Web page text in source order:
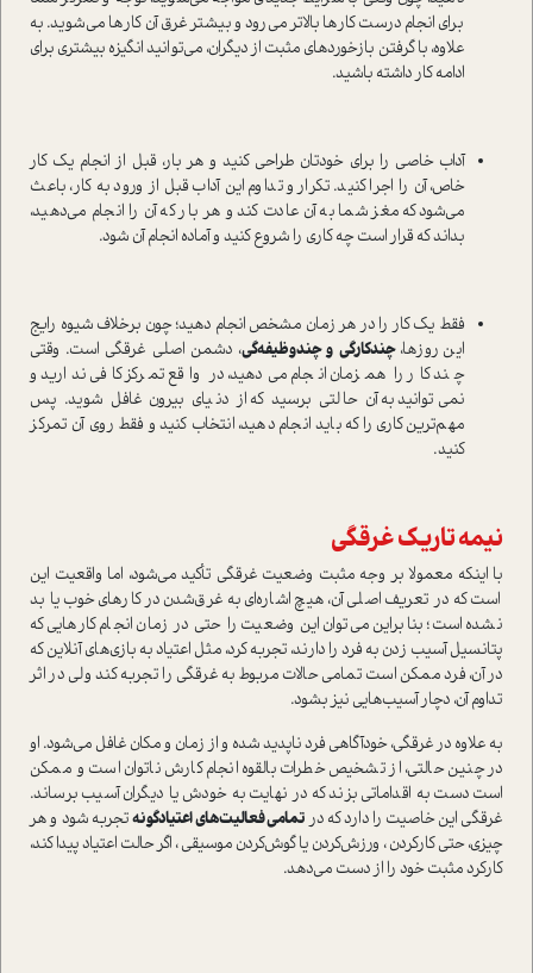
برای انجام درست کارها بالاتر می‌رود و بیشتر غرق آن کارها می‌شوید. به
علاوه، با گرفتن بازخوردهای مثبت از دیگران، می‌توانید انگیزه بیشتری برای
ادامه کار داشته باشید.
آداب خاصی را برای خودتان طراحی کنید و هر بار، قبل از انجام یک کار
خاص، آن را اجرا کنید. تکرار و تداوم این آداب قبل از ورود به کار، باعث
می‌شود که مغز شما به آن عادت کند و هر بار که آن را انجام می‌دهید،
بداند که قرار است چه کاری را شروع کنید و آماده انجام آن ‌شود.
فقط یک کار را در هر زمان مشخص انجام دهید؛ چون برخلاف شیوه رایج
این روزها،چندکارگی و چندوظیفه‌گی، دشمن اصلی غرقگی است. وقتی
چند کار را همزمان انجام می‌دهید، در واقع تمرکز کافی ندارید و
نمی‌توانید به آن حالتی برسید که از دنیای بیرون غافل شوید. پس
مهم‌ترین کاری را که باید انجام دهید، انتخاب کنید و فقط روی آن تمرکز
کنید.
نیمه تاریک غرقگی
با اینکه معمولا بر وجه مثبت وضعیت غرقگی تأکید می‌شود، اما واقعیت این
است که در تعریف اصلی آن، هیچ اشاره‌ای به غرق‌شدن در کارهای خوب یا بد
نشده است؛ بنابراین می‌توان این وضعیت را حتی در زمان انجام کارهایی که
پتانسیل آسیب زدن به فرد را دارند، تجربه کرد، مثل اعتیاد به بازی‌های آنلاین که
در آن، فرد ممکن است تمامی حالات مربوط به غرقگی را تجربه کند ولی در اثر
تداوم آن، دچار آسیب‌هایی نیز بشود.
به علاوه در غرقگی، خودآگاهی فرد ناپدید شده و از زمان و مکان غافل می‌شود. او
در چنین حالتی، از تشخیص خطرات بالقوه انجام کارش ناتوان است و ممکن
است دست به اقداماتی بزند که در نهایت به خودش یا دیگران آسیب برساند.
غرقگی این خاصیت را دارد که درتمامی فعالیت‌های اعتیادگونهتجربه شود و هر
چیزی، حتی کارکردن ، ورزش‌کردن یا گوش‌کردن موسیقی ، اگر حالت اعتیاد پیدا کند،
کارکرد مثبت خود را از دست می‌دهد.